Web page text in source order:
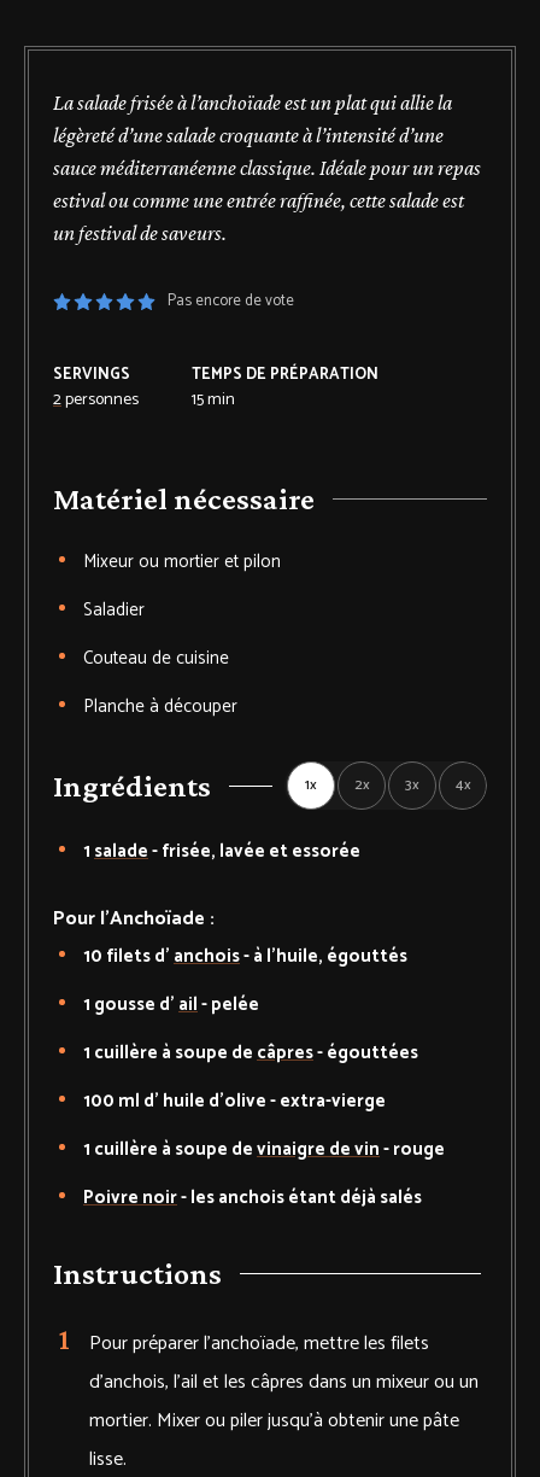
La salade frisée à l’anchoïade est un plat qui allie la
légèreté d’une salade croquante à l’intensité d’une
sauce méditerranéenne classique. Idéale pour un repas
estival ou comme une entrée raffinée, cette salade est
un festival de saveurs.
Pas encore de vote
SERVINGS
2personnes
TEMPS DE PRÉPARATION
15min
Matériel nécessaire
Mixeurou mortier et pilon
Saladier
Couteau de cuisine
Planche à découper
Ingrédients 1x 2x 3x 4x
1salade-frisée, lavée et essorée
Pour l'Anchoïade :
10 filets d'anchois-à l'huile, égouttés
1 gousse d'ail-pelée
1 cuillère à soupe decâpres-égouttées
100 ml d' huile d'olive-extra-vierge
1 cuillère à soupe devinaigre de vin-rouge
Poivre noir-les anchois étant déjà salés
Instructions
Pour préparer l’anchoïade, mettre les filets
d’anchois, l’ail et les câpres dans un mixeur ou un
mortier. Mixer ou piler jusqu’à obtenir une pâte
lisse.